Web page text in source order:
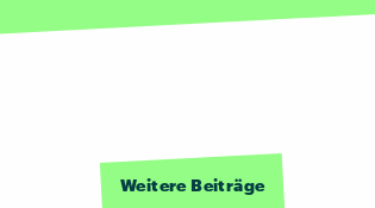
Weitere Beiträge